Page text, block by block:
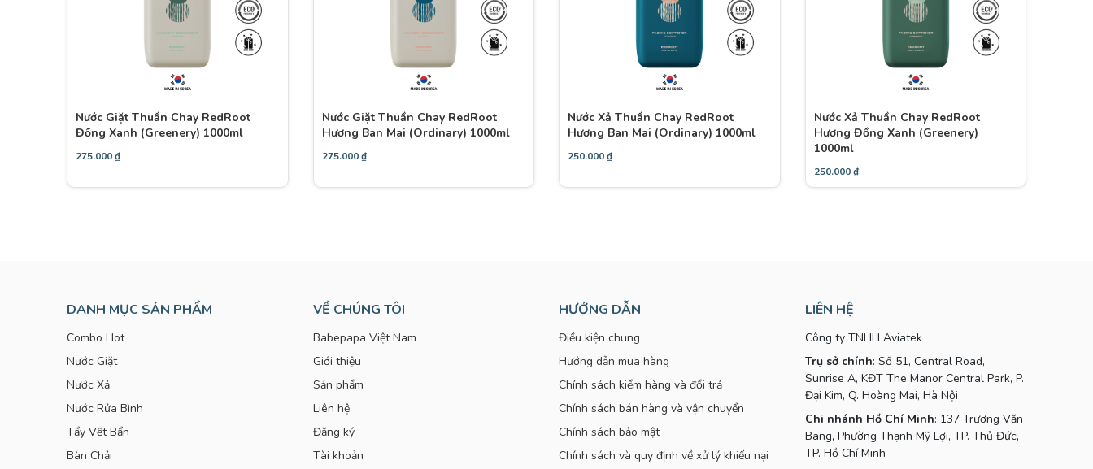
Nước Giặt Thuần Chay RedRoot
Đồng Xanh (Greenery) 1000ml
275.000₫
Nước Giặt Thuần Chay RedRoot
Hương Ban Mai (Ordinary) 1000ml
275.000₫
Nước Xả Thuần Chay RedRoot
Hương Ban Mai (Ordinary) 1000ml
250.000₫
Nước Xả Thuần Chay RedRoot
Hương Đồng Xanh (Greenery)
1000ml
250.000₫
DANH MỤC SẢN PHẨM
Combo Hot
Nước Giặt
Nước Xả
Nước Rửa Bình
Tẩy Vết Bẩn
Bàn Chải
VỀ CHÚNG TÔI
Babepapa Việt Nam
Giới thiệu
Sản phẩm
Liên hệ
Đăng ký
Tài khoản
HƯỚNG DẪN
Điều kiện chung
Hướng dẫn mua hàng
Chính sách kiểm hàng và đổi trả
Chính sách bán hàng và vận chuyển
Chính sách bảo mật
Chính sách và quy định về xử lý khiếu nại
LIÊN HỆ
Công ty TNHH Aviatek
Trụ sở chính: Số 51, Central Road,
Sunrise A, KĐT The Manor Central Park, P.
Đại Kim, Q. Hoàng Mai, Hà Nội
Chi nhánh Hồ Chí Minh: 137 Trương Văn
Bang, Phường Thạnh Mỹ Lợi, TP. Thủ Đức,
TP. Hồ Chí Minh